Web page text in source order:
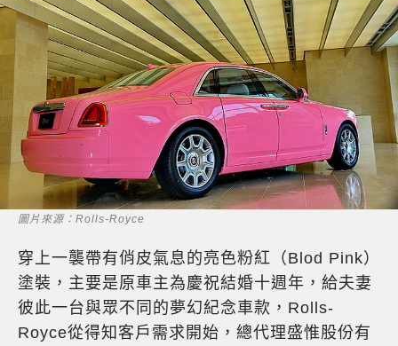
圖片來源：Rolls-Royce
穿上一襲帶有俏皮氣息的亮色粉紅（Blod Pink）
塗裝，主要是原車主為慶祝結婚十週年，給夫妻
彼此一台與眾不同的夢幻紀念車款，Rolls-
Royce從得知客戶需求開始，總代理盛惟股份有